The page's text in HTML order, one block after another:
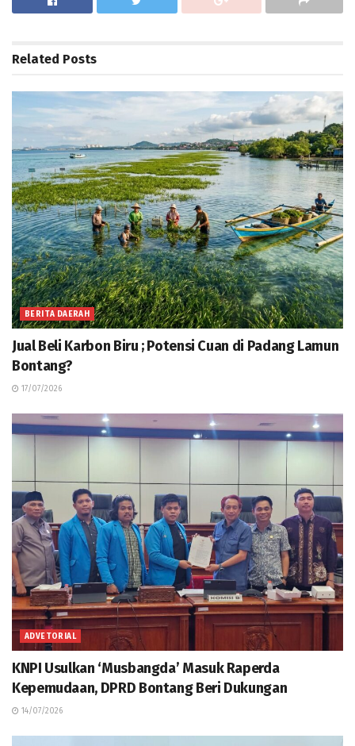
Related Posts
BERITA DAERAH
Jual Beli Karbon Biru ; Potensi Cuan di Padang Lamun
Bontang?
17/07/2026
ADVETORIAL
KNPI Usulkan ‘Musbangda’ Masuk Raperda
Kepemudaan, DPRD Bontang Beri Dukungan
14/07/2026